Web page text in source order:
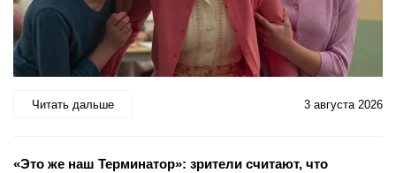
Читать дальше 3 августа 2026
«Это же наш Терминатор»: зрители считают, что